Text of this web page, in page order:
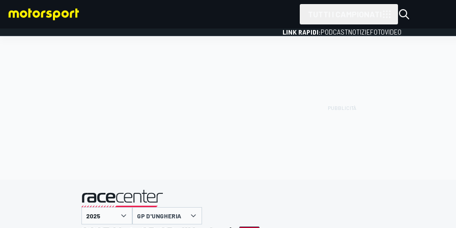
LINK RAPIDI:PODCASTNOTIZIEFOTOVIDEO
presentato da
GP D'UNGHERIA